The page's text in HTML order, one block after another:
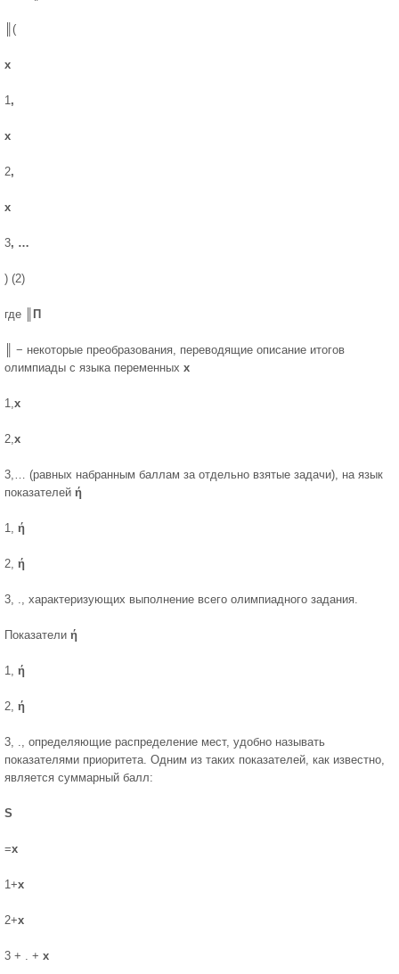
║(
x
1,
x
2,
x
3, …
) (2)
где ║ П
║ − некоторые преобразования, переводящие описание итогов
олимпиа­ды с языка переменных х
1,х
2,х
3,… (равных набранным баллам за отдельно взятые задачи), на язык
показателей ή
1, ή
2, ή
3, ., характеризующих выпол­нение всего олимпиадного задания.
Показатели ή
1, ή
2, ή
3, ., определяющие распределение мест, удобно называть
показателями приоритета. Одним из таких показателей, как изве­стно,
является суммарный балл:
S
=х
1+х
2+х
3 + . + х